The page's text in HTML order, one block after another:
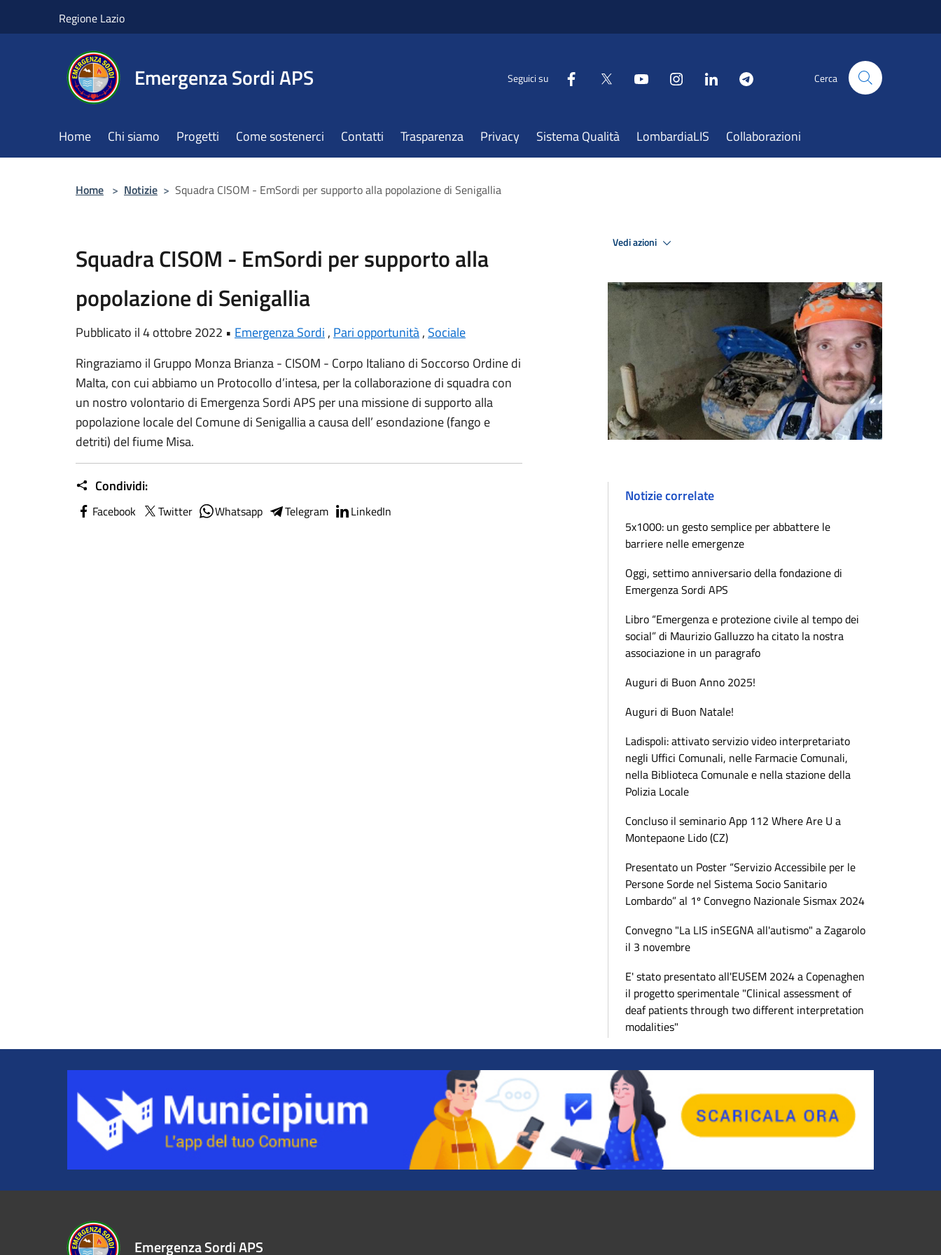
Regione Lazio
Emergenza Sordi APS Seguici su Cerca
Home Chi siamo Progetti Come sostenerci Contatti Trasparenza Privacy Sistema Qualità LombardiaLIS Collaborazioni
Home > Notizie > Squadra CISOM - EmSordi per supporto alla popolazione di Senigallia
Squadra CISOM - EmSordi per supporto alla
popolazione di Senigallia
Pubblicato il 4 ottobre 2022 • Emergenza Sordi , Pari opportunità, Sociale
Ringraziamo il Gruppo Monza Brianza - CISOM - Corpo Italiano di Soccorso Ordine di
Malta, con cui abbiamo un Protocollo d’intesa, per la collaborazione di squadra con
un nostro volontario di Emergenza Sordi APS per una missione di supporto alla
popolazione locale del Comune di Senigalliaa causa dell’ esondazione (fango e
detriti) del fiume Misa.
Condividi:
Facebook Twitter Whatsapp Telegram LinkedIn
Vedi azioni
Notizie correlate
5x1000: un gesto semplice per abbattere le
barriere nelle emergenze
Oggi, settimo anniversario della fondazione di
Emergenza Sordi APS
Libro “Emergenza e protezione civile al tempo dei
social” di Maurizio Galluzzo ha citato la nostra
associazione in un paragrafo
Auguri di Buon Anno 2025!
Auguri di Buon Natale!
Ladispoli: attivato servizio video interpretariato
negli Uffici Comunali, nelle Farmacie Comunali,
nella Biblioteca Comunale e nella stazione della
Polizia Locale
Concluso il seminario App 112 Where Are U a
Montepaone Lido (CZ)
Presentato un Poster “Servizio Accessibile per le
Persone Sorde nel Sistema Socio Sanitario
Lombardo” al 1º Convegno Nazionale Sismax 2024
Convegno "La LIS inSEGNA all'autismo" a Zagarolo
il 3 novembre
E' stato presentato all'EUSEM 2024 a Copenaghen
il progetto sperimentale "Clinical assessment of
deaf patients through two different interpretation
modalities"
Emergenza Sordi APS